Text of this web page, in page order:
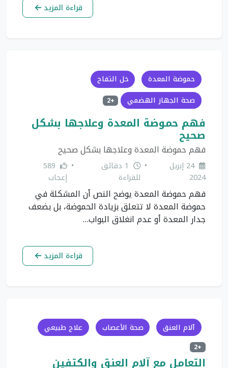
قراءة المزيد
حموضة المعدة
خل التفاح
صحة الجهاز الهضمي
+2
فهم حموضة المعدة وعلاجها بشكل
صحيح
فهم حموضة المعدة وعلاجها بشكل صحيح
24 إبريل
2024
•
1 دقائق
للقراءة
•
589
إعجاب
فهم حموضة المعدة يوضح النص أن المشكلة في
حموضة المعدة لا تتعلق بزيادة الحموضة، بل بضعف
جدار المعدة أو عدم انغلاق البواب…
قراءة المزيد
آلام العنق صحة الأعصاب علاج طبيعي
+2
التعامل مع آلام العنق والكتفين